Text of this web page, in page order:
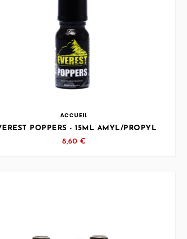
… (SVG inchangé)
ACCUEIL
POPPERS - 15ML AMYL/PROPYL
8,60 €